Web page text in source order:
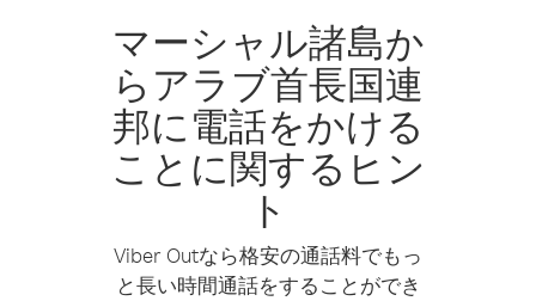
マーシャル諸島か
らアラブ首長国連
邦に電話をかける
ことに関するヒン
ト
Viber Outなら格安の通話料でもっ
と長い時間通話をすることができ